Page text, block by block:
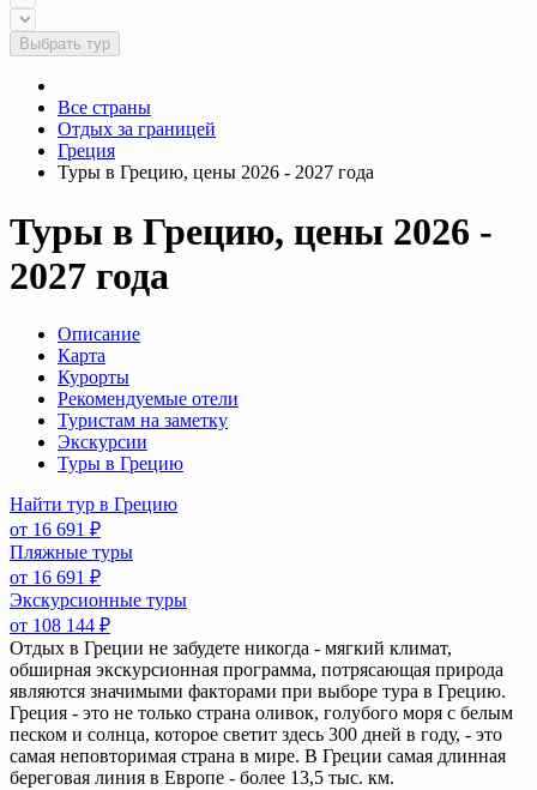
Выбрать тур
Все страны
Отдых за границей
Греция
Туры в Грецию, цены 2026 - 2027 года
Туры в Грецию, цены 2026 -
2027 года
Описание
Карта
Курорты
Рекомендуемые отели
Туристам на заметку
Экскурсии
Туры в Грецию
Найти тур в Грецию
от 16 691 ₽
Пляжные туры
от 16 691 ₽
Экскурсионные туры
от 108 144 ₽
Отдых в Греции не забудете никогда - мягкий климат,
обширная экскурсионная программа, потрясающая природа
являются значимыми факторами при выборе тура в Грецию.
Греция - это не только страна оливок, голубого моря с белым
песком и солнца, которое светит здесь 300 дней в году, - это
самая неповторимая страна в мире. В Греции самая длинная
береговая линия в Европе - более 13,5 тыс. км.